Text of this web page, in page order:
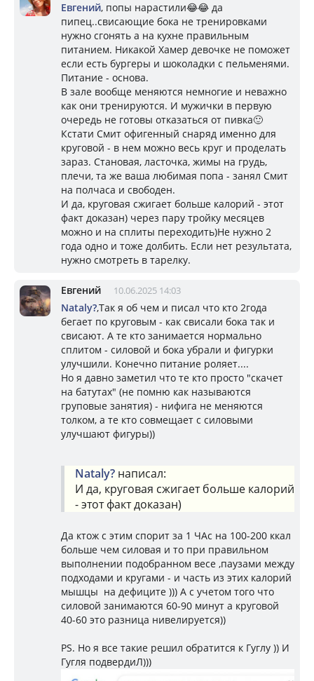
Евгений, попы нарастили😂😂 да
пипец..свисающие бока не тренировками
нужно сгонять а на кухне правильным
питанием. Никакой Хамер девочке не поможет
если есть бургеры и шоколадки с пельменями.
Питание - основа.
В зале вообще меняются немногие и неважно
как они тренируются. И мужички в первую
очередь не готовы отказаться от пивка🙂
Кстати Смит офигенный снаряд именно для
круговой - в нем можно весь круг и проделать
зараз. Становая, ласточка, жимы на грудь,
плечи, та же ваша любимая попа - занял Смит
на полчаса и свободен.
И да, круговая сжигает больше калорий - этот
факт доказан) через пару тройку месяцев
можно и на сплиты переходить)Не нужно 2
года одно и тоже долбить. Если нет результата,
нужно смотреть в тарелку.
Евгений 10.06.2025 14:03
Nataly?,Так я об чем и писал что кто 2года
бегает по круговым - как свисали бока так и
свисают. А те кто занимается нормально
сплитом - силовой и бока убрали и фигурки
улучшили. Конечно питание роляет....
Но я давно заметил что те кто просто "скачет
на батутах" (не помню как называются
груповые занятия) - нифига не меняются
толком, а те кто совмещает с силовыми
улучшают фигуры))
Nataly? написал:
И да, круговая сжигает больше калорий
- этот факт доказан)
Да ктож с этим спорит за 1 ЧАс на 100-200 ккал
больше чем силовая и то при правильном
выполнении подобранном весе ,паузами между
подходами и кругами - и часть из этих калорий
мышцы на дефиците ))) А с учетом того что
силовой занимаются 60-90 минут а круговой
40-60 это разница нивелируется))
PS. Но я все такие решил обратится к Гуглу )) И
Гугля подвердиЛ)))